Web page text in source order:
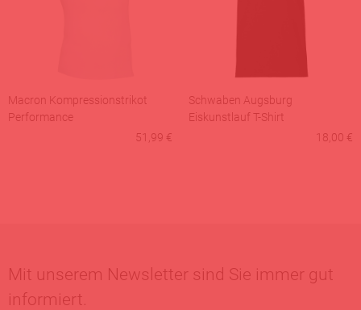
Macron Kompressionstrikot
Performance
51,99 €
Schwaben Augsburg
Eiskunstlauf T-Shirt
18,00 €
Mit unserem Newsletter sind Sie immer gut
informiert.